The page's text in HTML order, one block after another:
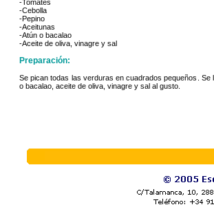
-Tomates
-Cebolla
-Pepino
-Aceitunas
-Atún o bacalao
-Aceite de oliva, vinagre y sal
Preparación:
Se pican todas las verduras en cuadrados pequeños. Se
o bacalao, aceite de oliva, vinagre y sal al gusto.